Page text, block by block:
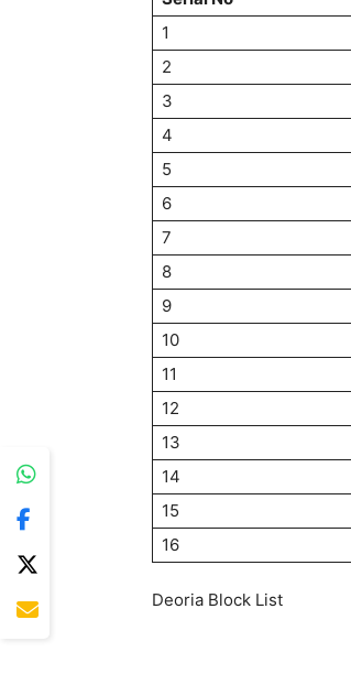
1
2
3
4
5
6
7
8
9
10
11
12
13
14
15
16
Deoria Block List